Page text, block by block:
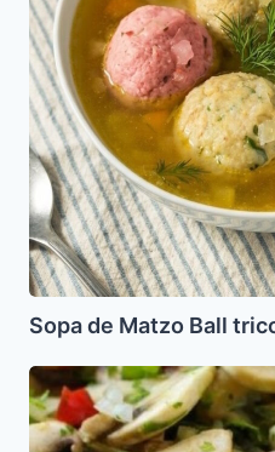
Sopa de Matzo Ball
Ceviche
de
vegetales